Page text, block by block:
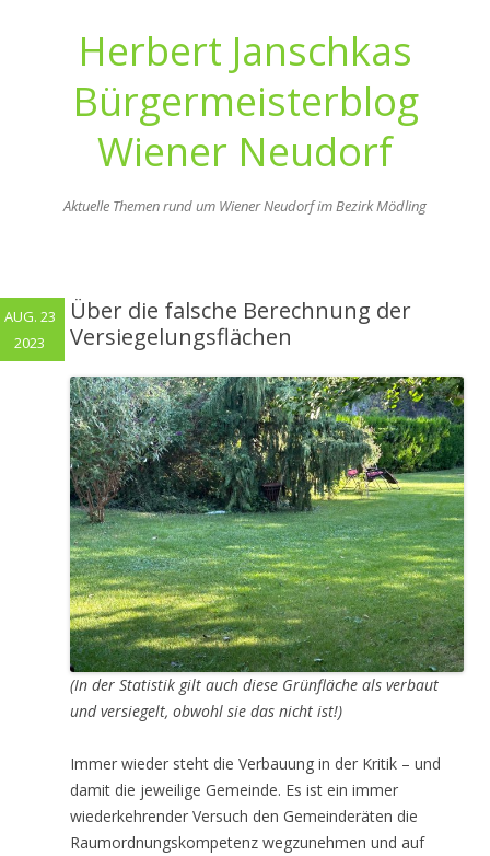
Herbert Janschkas
Bürgermeisterblog
Wiener Neudorf
Aktuelle Themen rund um Wiener Neudorf im Bezirk Mödling
Über die falsche Berechnung der
Versiegelungsflächen
(In der Statistik gilt auch diese Grünfläche als verbaut
und versiegelt, obwohl sie das nicht ist!)
Immer wieder steht die Verbauung in der Kritik – und
damit die jeweilige Gemeinde. Es ist ein immer
wiederkehrender Versuch den Gemeinderäten die
Raumordnungskompetenz wegzunehmen und auf
AUG. 23
2023